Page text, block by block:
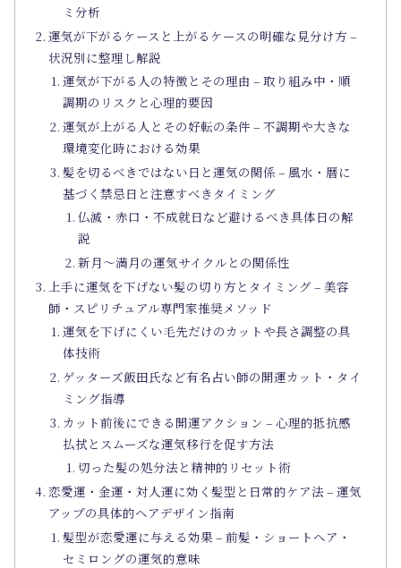
ミ分析
運気が下がるケースと上がるケースの明確な見分け方 –
状況別に整理し解説
運気が下がる人の特徴とその理由 – 取り組み中・順
調期のリスクと心理的要因
運気が上がる人とその好転の条件 – 不調期や大きな
環境変化時における効果
髪を切るべきではない日と運気の関係 – 風水・暦に
基づく禁忌日と注意すべきタイミング
仏滅・赤口・不成就日など避けるべき具体日の解
説
新月～満月の運気サイクルとの関係性
上手に運気を下げない髪の切り方とタイミング – 美容
師・スピリチュアル専門家推奨メソッド
運気を下げにくい毛先だけのカットや長さ調整の具
体技術
ゲッターズ飯田氏など有名占い師の開運カット・タイ
ミング指導
カット前後にできる開運アクション – 心理的抵抗感
払拭とスムーズな運気移行を促す方法
切った髪の処分法と精神的リセット術
恋愛運・金運・対人運に効く髪型と日常的ケア法 – 運気
アップの具体的ヘアデザイン指南
髪型が恋愛運に与える効果 – 前髪・ショートヘア・
セミロングの運気的意味